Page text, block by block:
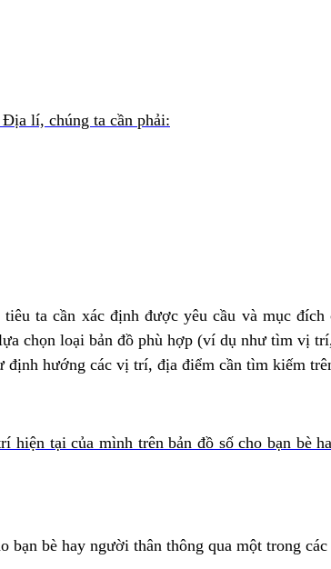
lí, chúng ta cần phải:
ta cần xác định được yêu cầu và mục
chọn loại bản đồ phù hợp (ví dụ như tìm vị
hướng các vị trí, địa điểm cần tìm kiếm
hiện tại của mình trên bản đồ số cho bạn bè
bè hay người thân thông qua một trong